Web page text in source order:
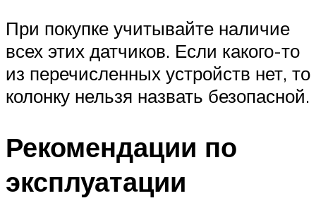
При покупке учитывайте наличие
всех этих датчиков. Если какого-то
из перечисленных устройств нет, то
колонку нельзя назвать безопасной.
Рекомендации по
эксплуатации